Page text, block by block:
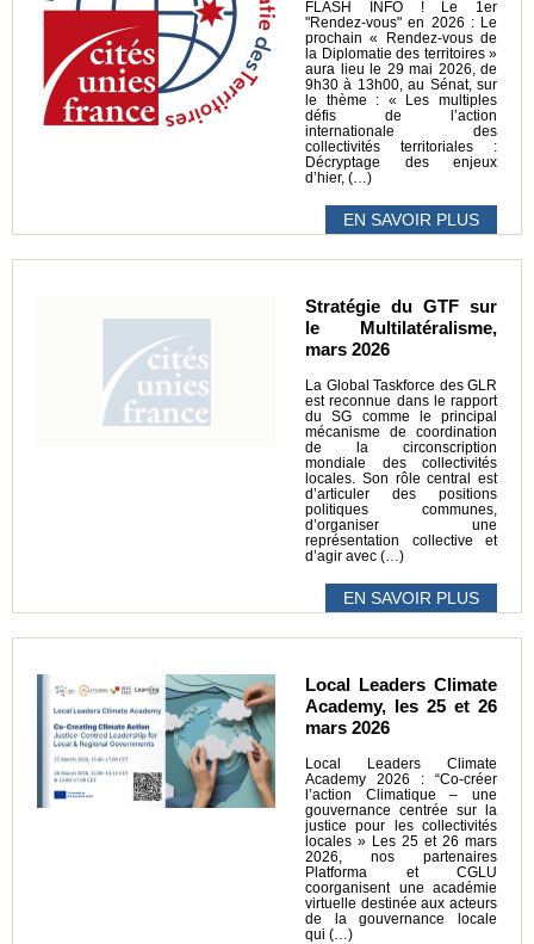
FLASH INFO ! Le 1er
"Rendez-vous" en 2026 : Le
prochain « Rendez-vous de
la Diplomatie des territoires »
aura lieu le 29 mai 2026, de
9h30 à 13h00, au Sénat, sur
le thème : « Les multiples
défis de l’action
internationale des
collectivités territoriales :
Décryptage des enjeux
d’hier, (…)
EN SAVOIR PLUS
Stratégie du GTF sur
le Multilatéralisme,
mars 2026
La Global Taskforce des GLR
est reconnue dans le rapport
du SG comme le principal
mécanisme de coordination
de la circonscription
mondiale des collectivités
locales. Son rôle central est
d’articuler des positions
politiques communes,
d’organiser une
représentation collective et
d’agir avec (…)
EN SAVOIR PLUS
Local Leaders Climate
Academy, les 25 et 26
mars 2026
Local Leaders Climate
Academy 2026 : “Co-créer
l’action Climatique – une
gouvernance centrée sur la
justice pour les collectivités
locales » Les 25 et 26 mars
2026, nos partenaires
Platforma et CGLU
coorganisent une académie
virtuelle destinée aux acteurs
de la gouvernance locale
qui (…)